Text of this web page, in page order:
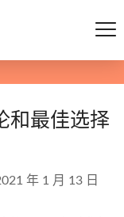
和最佳选择
年 1 月 13 日